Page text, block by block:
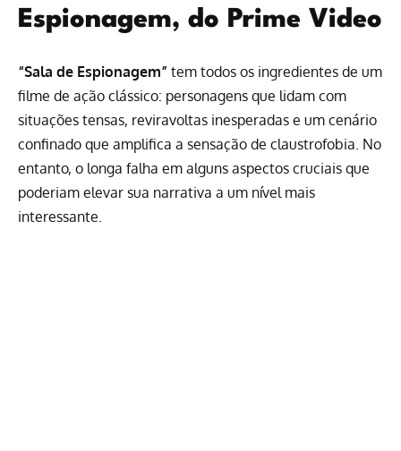
Espionagem, do Prime Video
“Sala de Espionagem” tem todos os ingredientes de um
filme de ação clássico: personagens que lidam com
situações tensas, reviravoltas inesperadas e um cenário
confinado que amplifica a sensação de claustrofobia. No
entanto, o longa falha em alguns aspectos cruciais que
poderiam elevar sua narrativa a um nível mais
interessante.